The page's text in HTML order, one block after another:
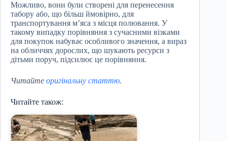
Можливо, вони були створені для перенесення
табору або, що більш ймовірно, для
транспортування м’яса з місця полювання. У
такому випадку порівняння з сучасними візками
для покупок набуває особливого значення, а вираз
на обличчях дорослих, що шукають ресурси з
дітьми поруч, підсилює це порівняння.
Читайте оригінальну статтю.
Читайте також: